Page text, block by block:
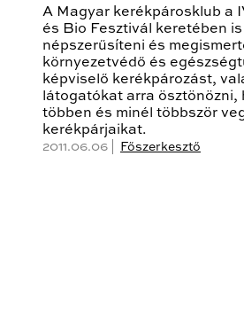
A Magyar kerékpárosklub a
és Bio Fesztivál keretében
népszerűsíteni és
környezetvédő és
képviselő kerékpározást,
látogatókat arra ösztönözni,
többen és minél többször
kerékpárjaikat.
2011.06.06 | Főszerkesztő